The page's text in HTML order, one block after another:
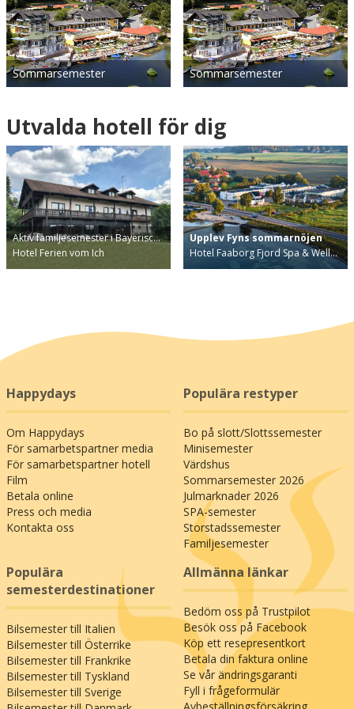
Sommarsemester Sommarsemester
Utvalda hotell för dig
Aktiv familjesemester i Bayerisc…
Hotel Ferien vom Ich
Upplev Fyns sommarnöjen
Hotel Faaborg Fjord Spa & Well…
Happydays
Om Happydays
För samarbetspartner media
För samarbetspartner hotell
Film
Betala online
Press och media
Kontakta oss
Populära restyper
Bo på slott/Slottssemester
Minisemester
Värdshus
Sommarsemester 2026
Julmarknader 2026
SPA-semester
Storstadssemester
Familjesemester
Populära
semesterdestinationer
Bilsemester till Italien
Bilsemester till Österrike
Bilsemester till Frankrike
Bilsemester till Tyskland
Bilsemester till Sverige
Allmänna länkar
Bedöm oss på Trustpilot
Besök oss på Facebook
Köp ett resepresentkort
Betala din faktura online
Se vår ändringsgaranti
Fyll i frågeformulär